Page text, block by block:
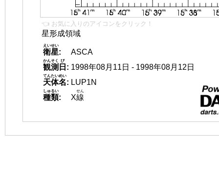
👈 お気に入りのアイコンをクリック！
星形成領域
衛星
えいせい
:
ASCA
観測
かんそく
日
び
: 1998年08月11日 - 1998年08月12日
天体名
てんたいめい
: LUP1N
種類
しゅるい
: X線
せん